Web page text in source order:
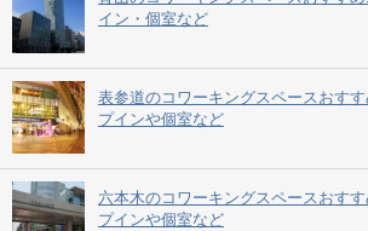
イン・個室など
表参道のコワーキングスペースおす
プインや個室など
六本木のコワーキングスペースおす
プインや個室など